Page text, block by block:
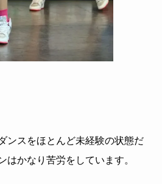
ンスをほとんど未経験の状態だ
はかなり苦労をしています。